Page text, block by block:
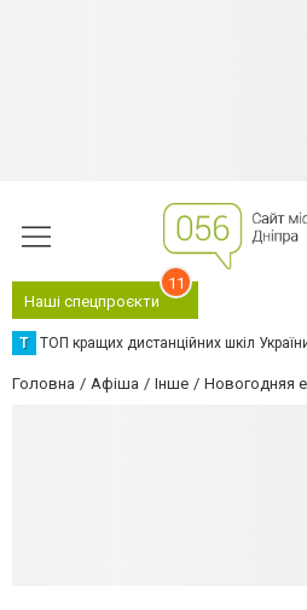
Наші спецпроєкти
11
Т ТОП кращих дистанційних шкіл
Головна Афіша Інше Новогодняя